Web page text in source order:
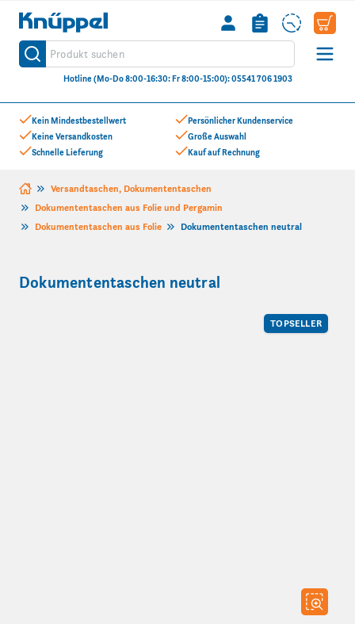
Kein Mindestbestellwert
Keine Versandkosten
Schnelle Lieferung
Persönlicher Kundenservice
Große Auswahl
Kauf auf Rechnung
Knüppel
Produkt suchen
Suche
Hotline (Mo-Do 8:00-16:30: Fr 8:00-15:00): 05541 706 1903
Zum Inhalt springen
Versandtaschen, Dokumententaschen
Dokumententaschen aus Folie und Pergamin
Dokumententaschen aus Folie
Dokumententaschen neutral
Dokumententaschen neutral
TOPSELLER